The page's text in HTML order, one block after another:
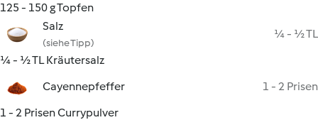
125 - 150 g Topfen
Salz
(siehe Tipp)
¼ - ½ TL
¼ - ½ TL Kräutersalz
Cayennepfeffer
1 - 2 Prisen
1 - 2 Prisen Currypulver